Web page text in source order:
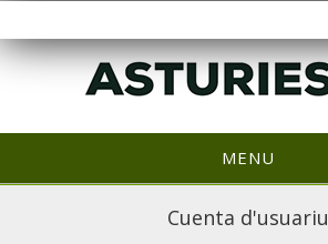
MENU
Cuenta d'usuariu